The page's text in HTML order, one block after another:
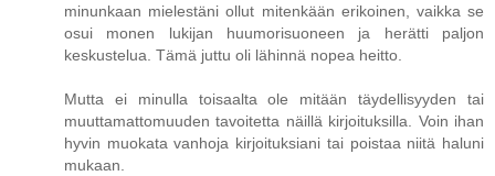
minunkaan mielestäni ollut mitenkään erikoinen, vaikka se
osui monen lukijan huumorisuoneen ja herätti paljon
keskustelua. Tämä juttu oli lähinnä nopea heitto.
Mutta ei minulla toisaalta ole mitään täydellisyyden tai
muuttamattomuuden tavoitetta näillä kirjoituksilla. Voin ihan
hyvin muokata vanhoja kirjoituksiani tai poistaa niitä haluni
mukaan.